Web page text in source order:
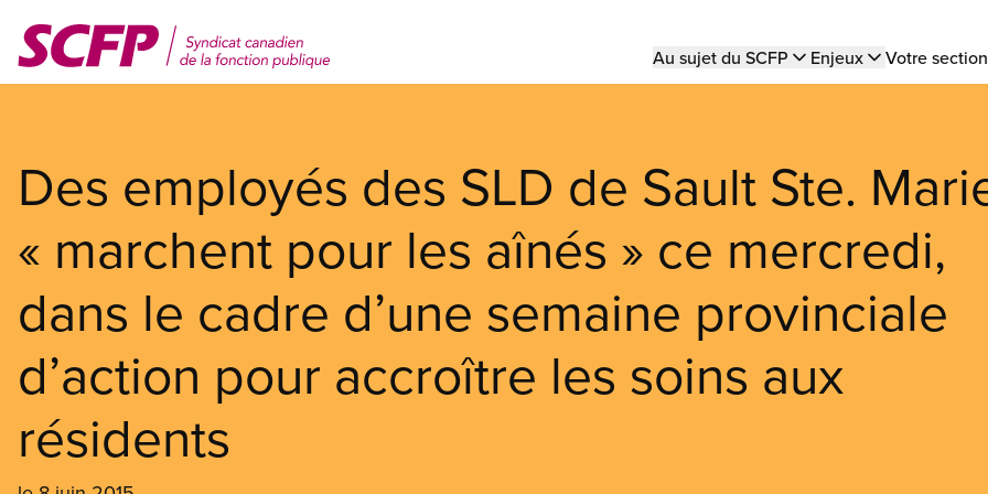
contenu
Main
Au sujet du SCFP Enjeux Votre
Des employés des SLD de Sault Ste.
« marchent pour les aînés » ce mercredi,
dans le cadre d’une semaine provinciale
d’action pour accroître les soins aux
résidents